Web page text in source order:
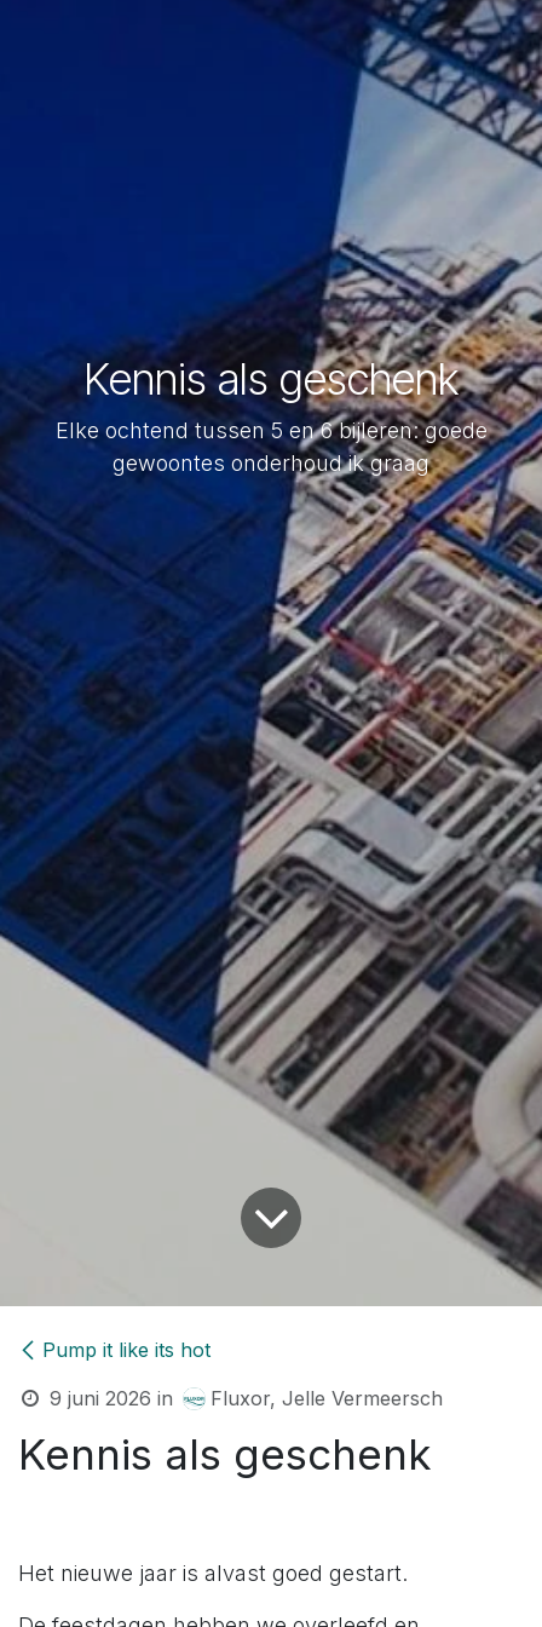
Kennis als geschenk
Elke ochtend tussen 5 en 6 bijleren: goede
gewoontes onderhoud ik graag
Pump it like its hot
9 juni 2026 in Fluxor, Jelle Vermeersch
Kennis als geschenk
Het nieuwe jaar is alvast goed gestart.